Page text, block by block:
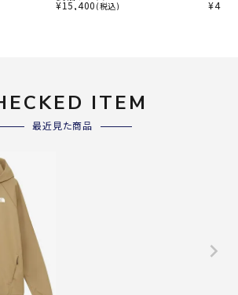
¥15,400 (税込) ¥
ITEM
最近見た商品